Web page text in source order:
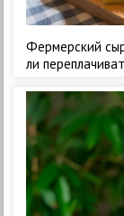
Фермерский
ли